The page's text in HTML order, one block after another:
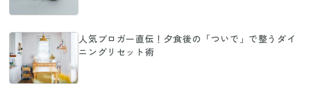
人気ブロガー直伝！夕食後の「ついで」で整うダイ
ニングリセット術